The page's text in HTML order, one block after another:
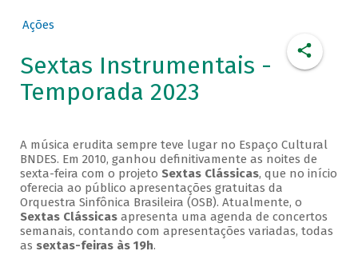
Ações
Sextas Instrumentais -
Temporada 2023
A música erudita sempre teve lugar no Espaço Cultural
BNDES. Em 2010, ganhou definitivamente as noites de
sexta-feira com o projeto Sextas Clássicas, que no início
oferecia ao público apresentações gratuitas da
Orquestra Sinfônica Brasileira (OSB). Atualmente, o
Sextas Clássicasapresenta uma agenda de concertos
semanais, contando com apresentações variadas, todas
as sextas-feiras às 19h.